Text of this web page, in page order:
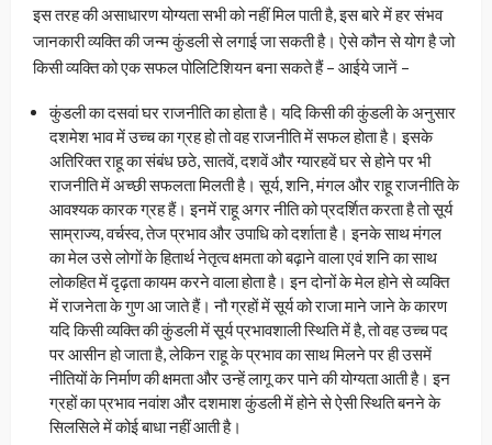
इस तरह की असाधारण योग्यता सभी को नहीं मिल पाती है, इस बारे में हर संभव
जानकारी व्यक्ति की जन्म कुंडली से लगाई जा सकती है। ऐसे कौन से योग है जो
किसी व्यक्ति को एक सफल पोलिटिशियन बना सकते हैं – आईये जानें –
कुंडली का दसवां घर राजनीति का होता है। यदि किसी की कुंडली के अनुसार
दशमेश भाव में उच्च का ग्रह हो तो वह राजनीति में सफल होता है। इसके
अतिरिक्त राहू का संबंध छठे, सातवें, दशवें और ग्यारहवें घर से होने पर भी
राजनीति में अच्छी सफलता मिलती है। सूर्य, शनि, मंगल और राहू राजनीति के
आवश्यक कारक ग्रह हैं। इनमें राहू अगर नीति को प्रदर्शित करता है तो सूर्य
साम्राज्य, वर्चस्व, तेज प्रभाव और उपाधि को दर्शाता है। इनके साथ मंगल
का मेल उसे लोगों के हितार्थ नेतृत्व क्षमता को बढ़ाने वाला एवं शनि का साथ
लोकहित में दृढ़ता कायम करने वाला होता है। इन दोनों के मेल होने से व्यक्ति
में राजनेता के गुण आ जाते हैं। नौ ग्रहों में सूर्य को राजा माने जाने के कारण
यदि किसी व्यक्ति की कुंडली में सूर्य प्रभावशाली स्थिति में है, तो वह उच्च पद
पर आसीन हो जाता है, लेकिन राहू के प्रभाव का साथ मिलने पर ही उसमें
नीतियों के निर्माण की क्षमता और उन्हें लागू कर पाने की योग्यता आती है। इन
ग्रहों का प्रभाव नवांश और दशमाश कुंडली में होने से ऐसी स्थिति बनने के
सिलसिले में कोई बाधा नहीं आती है।